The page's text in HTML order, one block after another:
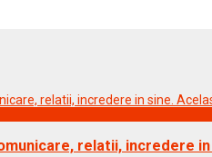
relatii, incredere